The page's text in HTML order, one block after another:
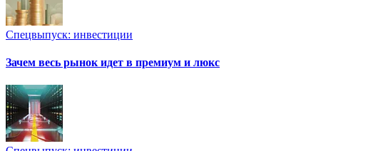
Спецвыпуск: инвестиции
Зачем весь рынок идет в премиум и люкс